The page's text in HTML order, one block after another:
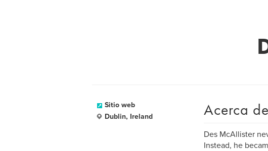
Sitio web
Dublin, Ireland
Acerca de
Des McAllister
Instead, he